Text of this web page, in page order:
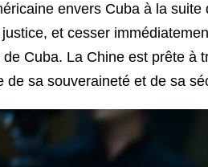
envers Cuba à la
et cesser
de Cuba. La Chine est prête
de sa souveraineté et de sa